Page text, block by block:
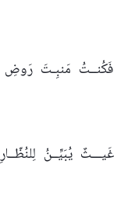
فَكُنــتُ مَنبِـتَ رَوضِ
غَيـــثٌ يُبَيِّــنُ لِلنُظّــارِ